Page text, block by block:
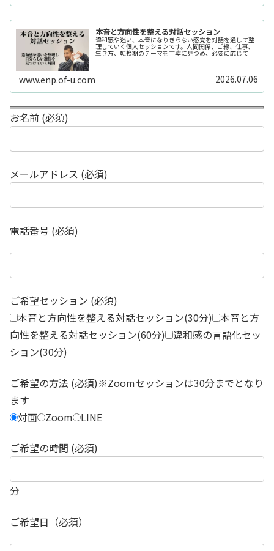
本音と方向性を整える対話セッション
違和感や迷い、本音になりきらない感覚を対話を通して整
理していく個人セッションです。人間関係、ご縁、仕事、
生き方、転換期のテーマを丁寧に見つめ、必要に応じてカ
www.enp.of-u.com 2026.07.06
お名前 (必須)
メールアドレス (必須)
電話番号 (必須)
ご希望セッション (必須)
本音と方向性を整える対話セッション(30分) 本音と方
向性を整える対話セッション(60分) 違和感の言語化セッ
ション(30分)
ご希望の方法 (必須)※Zoomセッションは30分までとなり
ます
対面 Zoom LINE
ご希望の時間 (必須)
分
ご希望日（必須）